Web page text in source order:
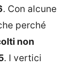
. Con alcune
perché
non
. I vertici